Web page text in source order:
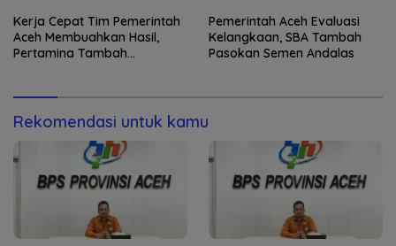
Kerja Cepat Tim Pemerintah
Aceh Membuahkan Hasil,
Pertamina Tambah
Pemerintah Aceh Evaluasi
Kelangkaan, SBA Tambah
Pasokan Semen Andalas
Rekomendasi untuk kamu